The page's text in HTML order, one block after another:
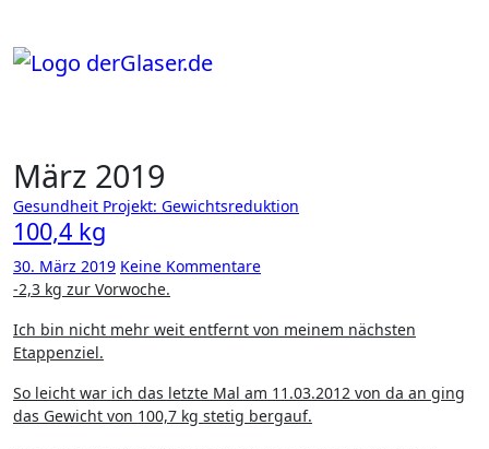
springen
März 2019
Gesundheit Projekt: Gewichtsreduktion
100,4 kg
30. März 2019 Keine Kommentare
-2,3 kg zur Vorwoche.
Ich bin nicht mehr weit entfernt von meinem nächsten
Etappenziel.
So leicht war ich das letzte Mal am 11.03.2012 von da an ging
das Gewicht von 100,7 kg stetig bergauf.